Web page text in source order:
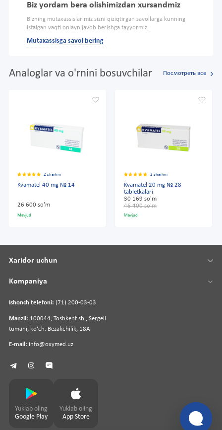
Biz yordam bera olishimizdan xursandmiz
Bizning mutaxassislarimiz sizni qiziqtirgan savollarga kunning
istalgan vaqti onlayn javob berishga tayyormiz.
Mutaxassisga savol bering
Analoglar va o'rnini bosuvchilar Посмотреть все
2 sharhni
Kvamatel 40 mg № 14
26 600 so'm
Mavjud
2 sharhni
Kvamatel 20 mg № 28
tabletkalari
30 169 so'm
46 400 so'm
Mavjud
Ishonch telefoni: (71) 200-03-03
Manzil: 100044, Toshkent sh., Sergeli
tumani, koʻch. Bezakchilik, 18A
E-mail: info@oxymed.uz
Xaridor uchun
Kompaniya
Yuklab oling
Google Play
Yuklab oling
App Store